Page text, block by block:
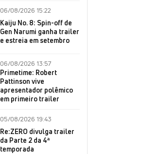
06/08/2026 15:22
Kaiju No. 8: Spin-off de
Gen Narumi ganha trailer
e estreia em setembro
06/08/2026 13:57
Primetime: Robert
Pattinson vive
apresentador polêmico
em primeiro trailer
05/08/2026 19:43
Re:ZERO divulga trailer
da Parte 2 da 4ª
temporada